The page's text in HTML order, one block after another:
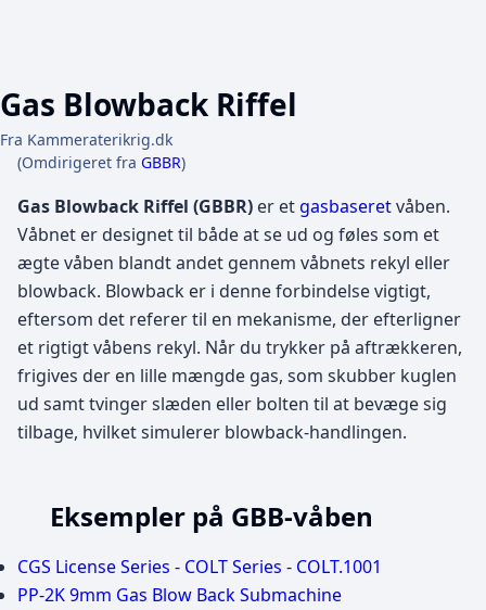
Gas Blowback Riffel
Fra Kammeraterikrig.dk
(Omdirigeret fra GBBR)
Gas Blowback Riffel (GBBR) er et gasbaseretvåben.
Våbnet er designet til både at se ud og føles som et
ægte våben blandt andet gennem våbnets rekyl eller
blowback. Blowback er i denne forbindelse vigtigt,
eftersom det referer til en mekanisme, der efterligner
et rigtigt våbens rekyl. Når du trykker på aftrækkeren,
frigives der en lille mængde gas, som skubber kuglen
ud samt tvinger slæden eller bolten til at bevæge sig
tilbage, hvilket simulerer blowback-handlingen.
Eksempler på GBB-våben
CGS License Series - COLT Series - COLT.1001
PP-2K 9mm Gas Blow Back Submachine